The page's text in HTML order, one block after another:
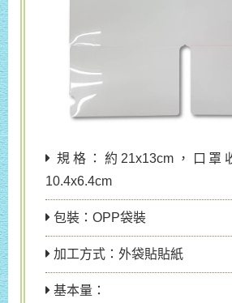
規格：約21x13cm，口罩
10.4x6.4cm
包裝：OPP袋裝
加工方式：外袋貼貼紙
基本量：